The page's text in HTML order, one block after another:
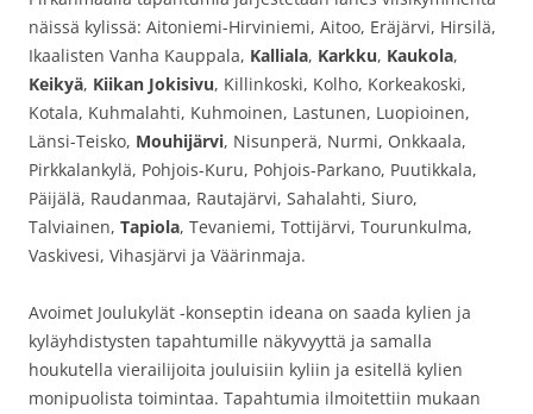
näissä kylissä: Aitoniemi-Hirviniemi, Aitoo, Eräjärvi, Hirsilä,
Ikaalisten Vanha Kauppala, Kalliala, Karkku, Kaukola,
Keikyä, Kiikan Jokisivu, Killinkoski, Kolho, Korkeakoski,
Kotala, Kuhmalahti, Kuhmoinen, Lastunen, Luopioinen,
Länsi-Teisko, Mouhijärvi, Nisunperä, Nurmi, Onkkaala,
Pirkkalankylä, Pohjois-Kuru, Pohjois-Parkano, Puutikkala,
Päijälä, Raudanmaa, Rautajärvi, Sahalahti, Siuro,
Talviainen, Tapiola, Tevaniemi, Tottijärvi, Tourunkulma,
Vaskivesi, Vihasjärvi ja Väärinmaja.
Avoimet Joulukylät -konseptin ideana on saada kylien ja
kyläyhdistysten tapahtumille näkyvyyttä ja samalla
houkutella vierailijoita jouluisiin kyliin ja esitellä kylien
monipuolista toimintaa. Tapahtumia ilmoitettiin mukaan